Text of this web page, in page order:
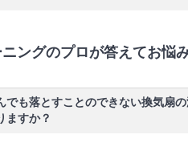
ングのプロが答えてお悩
でも落とすことのできない換気扇
ますか？